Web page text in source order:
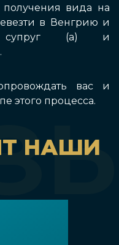
вида на
в Венгрию и
(а) и
вас и
этого процесса.
НАШИ